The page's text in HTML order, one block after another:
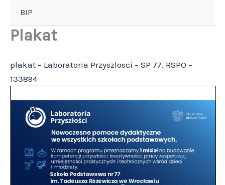
BIP
Plakat
plakat – Laboratoria Przyszlosci – SP 77, RSPO –
133894